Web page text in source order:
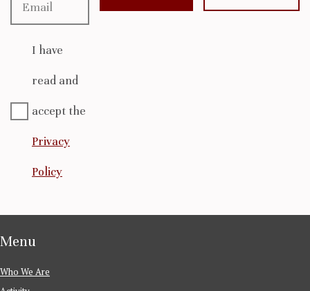
I have
read and
accept the
Privacy
Policy
Menu
Who We Are